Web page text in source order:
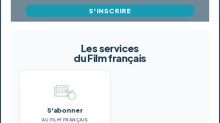
S'INSCRIRE
Les services
du Film français
S'abonner
AU FILM FRANÇAIS